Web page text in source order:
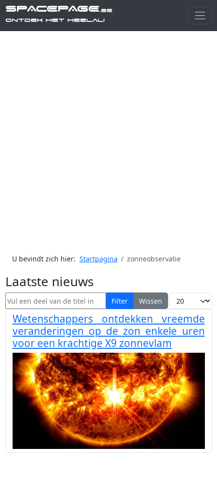
SPACEPAGE.be
Ontdek het heelal!
U bevindt zich hier: Startpagina zonneobservatie
Laatste nieuws
Vul een deel van de titel in Filter Wissen Toon #
Wetenschappers ontdekken vreemde
veranderingen op de zon enkele uren
voor een krachtige X9 zonnevlam